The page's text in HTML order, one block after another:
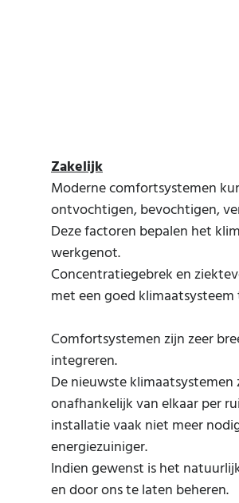
Zakelijk
Moderne comfortsystemen
ontvochtigen, bevochtigen,
Deze factoren bepalen het
werkgenot.
Concentratiegebrek en
met een goed
Comfortsystemen zijn zeer
integreren.
De nieuwste
onafhankelijk van elkaar per
installatie vaak niet meer
energiezuiniger.
Indien gewenst is het
en door ons te laten beheren.